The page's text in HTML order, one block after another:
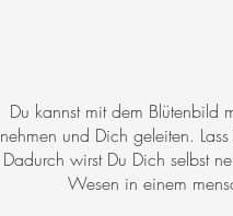
Du kannst mit dem Blütenbild
nehmen und Dich geleiten.
Dadurch wirst Du Dich selbst
Wesen in einem